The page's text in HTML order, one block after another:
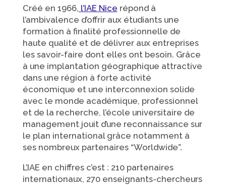
Créé en 1966, l’IAE Nice répond à
l’ambivalence d’offrir aux étudiants une
formation à finalité professionnelle de
haute qualité et de délivrer aux entreprises
les savoir-faire dont elles ont besoin. Grâce
à une implantation géographique attractive
dans une région à forte activité
économique et une interconnexion solide
avec le monde académique, professionnel
et de la recherche, l’école universitaire de
management jouit d’une reconnaissance sur
le plan international grâce notamment à
ses nombreux partenaires “Worldwide”.
L’IAE en chiffres c’est : 210 partenaires
internationaux, 270 enseignants-chercheurs